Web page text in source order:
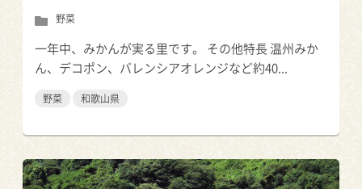
野菜
一年中、みかんが実る里です。 その他特長 温州みか
ん、デコポン、バレンシアオレンジなど約40...
野菜 和歌山県